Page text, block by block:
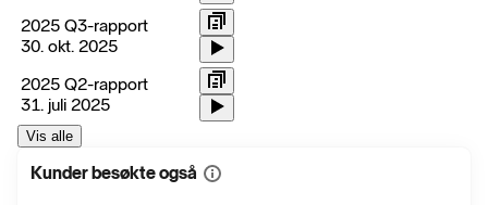
2025 Q3-rapport
30. okt. 2025
2025 Q2-rapport
31. juli 2025
Vis alle
Kunder besøkte også Vis